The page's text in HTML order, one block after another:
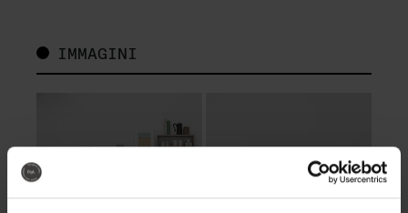
IMMAGINI